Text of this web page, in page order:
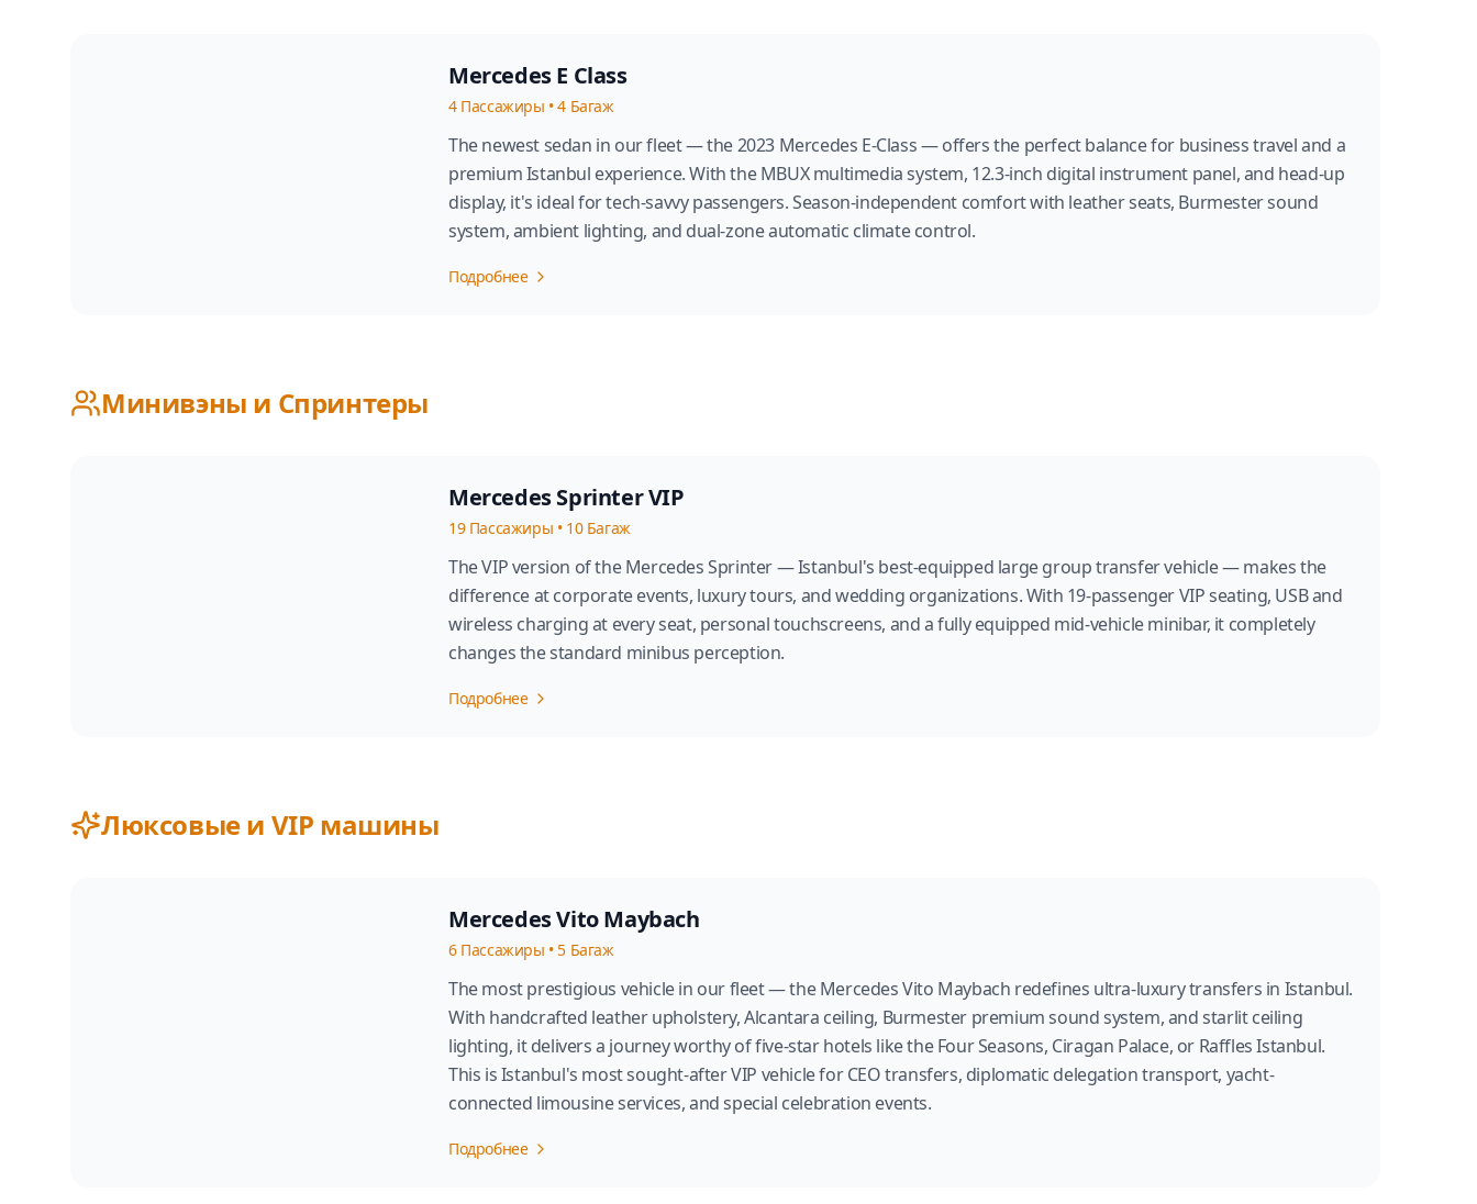
Mercedes E Class
4 Пассажиры •4 Багаж
The newest sedan in our fleet — the 2023 Mercedes E-Class — offers the perfect balance for business travel and a
premium Istanbul experience. With the MBUX multimedia system, 12.3-inch digital instrument panel, and head-up
display, it's ideal for tech-savvy passengers. Season-independent comfort with leather seats, Burmester sound
system, ambient lighting, and dual-zone automatic climate control.
Подробнее
Минивэны и Спринтеры
Mercedes Sprinter VIP
19 Пассажиры • 10 Багаж
The VIP version of the Mercedes Sprinter — Istanbul's best-equipped large group transfer vehicle — makes the
difference at corporate events, luxury tours, and wedding organizations. With 19-passenger VIP seating, USB and
wireless charging at every seat, personal touchscreens, and a fully equipped mid-vehicle minibar, it completely
changes the standard minibus perception.
Подробнее
Люксовые и VIP машины
Mercedes Vito Maybach
6 Пассажиры •5 Багаж
The most prestigious vehicle in our fleet — the Mercedes Vito Maybach redefines ultra-luxury transfers in Istanbul.
With handcrafted leather upholstery, Alcantara ceiling, Burmester premium sound system, and starlit ceiling
lighting, it delivers a journey worthy of five-star hotels like the Four Seasons, Ciragan Palace, or Raffles Istanbul.
This is Istanbul's most sought-after VIP vehicle for CEO transfers, diplomatic delegation transport, yacht-
connected limousine services, and special celebration events.
Подробнее